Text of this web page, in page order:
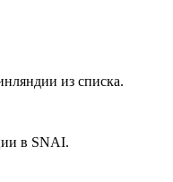
из списка.
в SNAI.